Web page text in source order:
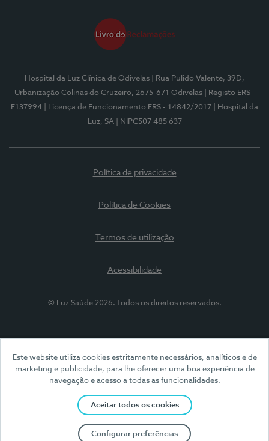
Este website utiliza cookies estritamente necessários, analíticos e de
marketing e publicidade, para lhe oferecer uma boa experiência de
navegação e acesso a todas as funcionalidades.
Aceitar todos os cookies
Configurar preferências
Hospital da Luz Clínica de Odivelas
| Rua Pulido Valente, 39D,
Urbanização Colinas do Cruzeiro, 2675-671 Odivelas
| Registo ERS -
E137994
| Licença de Funcionamento ERS - 14842/2017
| Hospital da
Luz, SA
| NIPC507 485 637
Política de privacidade
Política de Cookies
Termos de utilização
Acessibilidade
© Luz Saúde 2026. Todos os direitos reservados.